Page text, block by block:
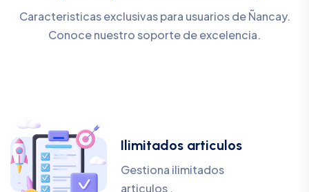
Caracteristicas exclusivas para usuarios de Ñancay.
Conoce nuestro soporte de excelencia.
Ilimitados articulos
Gestiona ilimitados
articulos .